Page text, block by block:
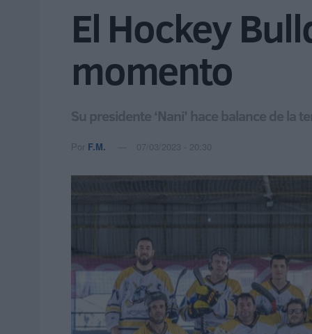
El Hockey
momento
Su presidente ‘Nani’ hace balance de la
Por F.M. 07/03/2023 - 20:30